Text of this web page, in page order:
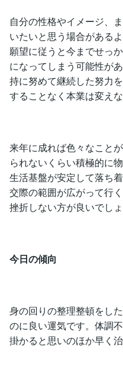
自分の性格やイメージ、
いたいと思う場合がある
願望に従うと今までせっ
になってしまう可能性が
持に努めて継続した努力
することなく本業は変え
来年に成れば色々なこと
られないくらい積極的に
生活基盤が安定して落ち
交際の範囲が広がって行
挫折しない方が良いでしょ
今日の傾向
身の回りの整理整頓をし
のに良い運気です。体調
掛かると思いのほか早く